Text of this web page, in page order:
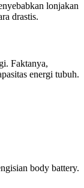
lonjakan
drastis.
Faktanya,
energi tubuh.
body battery.